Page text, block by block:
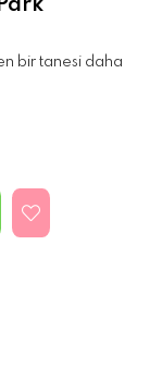
bir tanesi daha